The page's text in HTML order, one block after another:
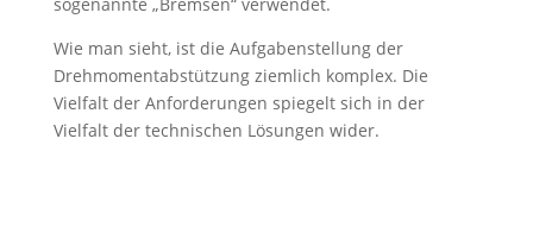
Wie man sieht, ist die Aufgabenstellung der
Drehmomentabstützung ziemlich komplex. Die
Vielfalt der Anforderungen spiegelt sich in der
Vielfalt der technischen Lösungen wider.